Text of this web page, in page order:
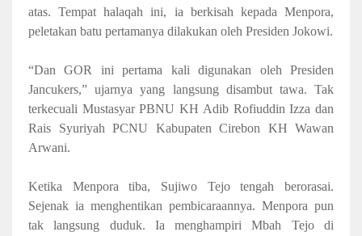
atas. Tempat halaqah ini, ia berkisah kepada Menpora,
peletakan batu pertamanya dilakukan oleh Presiden Jokowi.
“Dan GOR ini pertama kali digunakan oleh Presiden
Jancukers,” ujarnya yang langsung disambut tawa. Tak
terkecuali Mustasyar PBNU KH Adib Rofiuddin Izza dan
Rais Syuriyah PCNU Kabupaten Cirebon KH Wawan
Arwani.
Ketika Menpora tiba, Sujiwo Tejo tengah berorasai.
Sejenak ia menghentikan pembicaraannya. Menpora pun
tak langsung duduk. Ia menghampiri Mbah Tejo di